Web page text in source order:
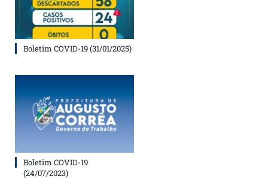
Boletim COVID-19 (31/01/2025)
Boletim COVID-19
(24/07/2023)